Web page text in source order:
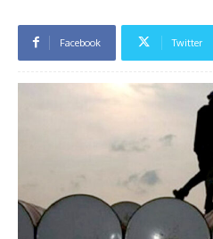
Facebook Twitter